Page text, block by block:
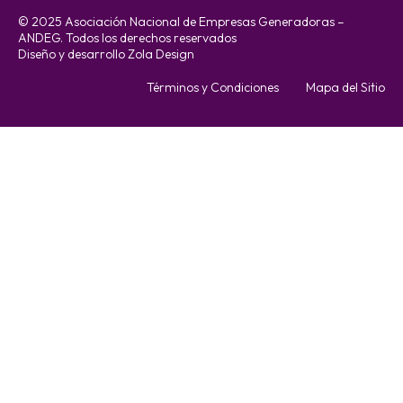
© 2025 Asociación Nacional de Empresas Generadoras –
ANDEG. Todos los derechos reservados
Diseño y desarrollo Zola Design
Términos y Condiciones Mapa del Sitio